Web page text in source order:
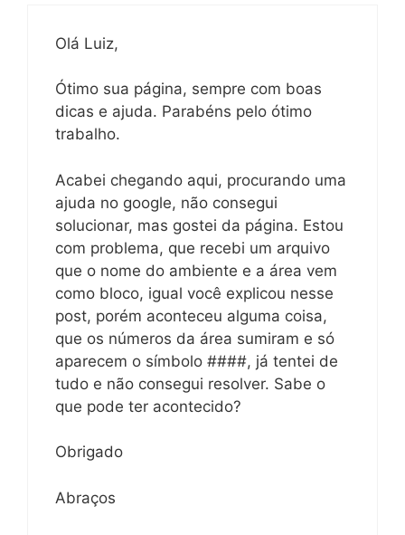
Olá Luiz,
Ótimo sua página, sempre com boas
dicas e ajuda. Parabéns pelo ótimo
trabalho.
Acabei chegando aqui, procurando uma
ajuda no google, não consegui
solucionar, mas gostei da página. Estou
com problema, que recebi um arquivo
que o nome do ambiente e a área vem
como bloco, igual você explicou nesse
post, porém aconteceu alguma coisa,
que os números da área sumiram e só
aparecem o símbolo ####, já tentei de
tudo e não consegui resolver. Sabe o
que pode ter acontecido?
Obrigado
Abraços